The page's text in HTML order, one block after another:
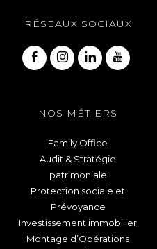
RÉSEAUX SOCIAUX
NOS MÉTIERS
Family Office
Audit & Stratégie
patrimoniale
Protection sociale et
Prévoyance
Investissement immobilier
Montage d’Opérations